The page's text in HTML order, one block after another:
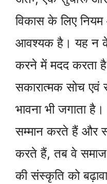
विकास के लिए
आवश्यक है। यह न
करने में मदद करता
सकारात्मक सोच एवं
भावना भी जगाता
सम्मान करते हैं और
करते हैं, तब वे
की संस्कृति को